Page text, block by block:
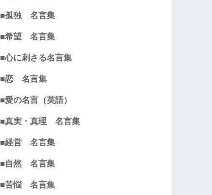
■孤独 名言集
■希望 名言集
■心に刺さる名言集
■恋 名言集
■愛の名言（英語）
■真実・真理 名言集
■経営 名言集
■自然 名言集
■苦悩 名言集